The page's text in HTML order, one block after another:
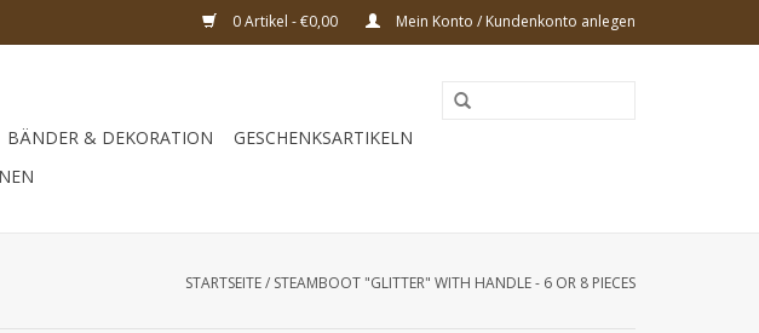
0 Artikel - €0,00 Mein Konto / Kundenkonto anlegen
BÄNDER & DEKORATION
GESCHENKSARTIKELN
STARTSEITE/ STEAMBOOT "GLITTER" WITH HANDLE - 6 OR 8 PIECES